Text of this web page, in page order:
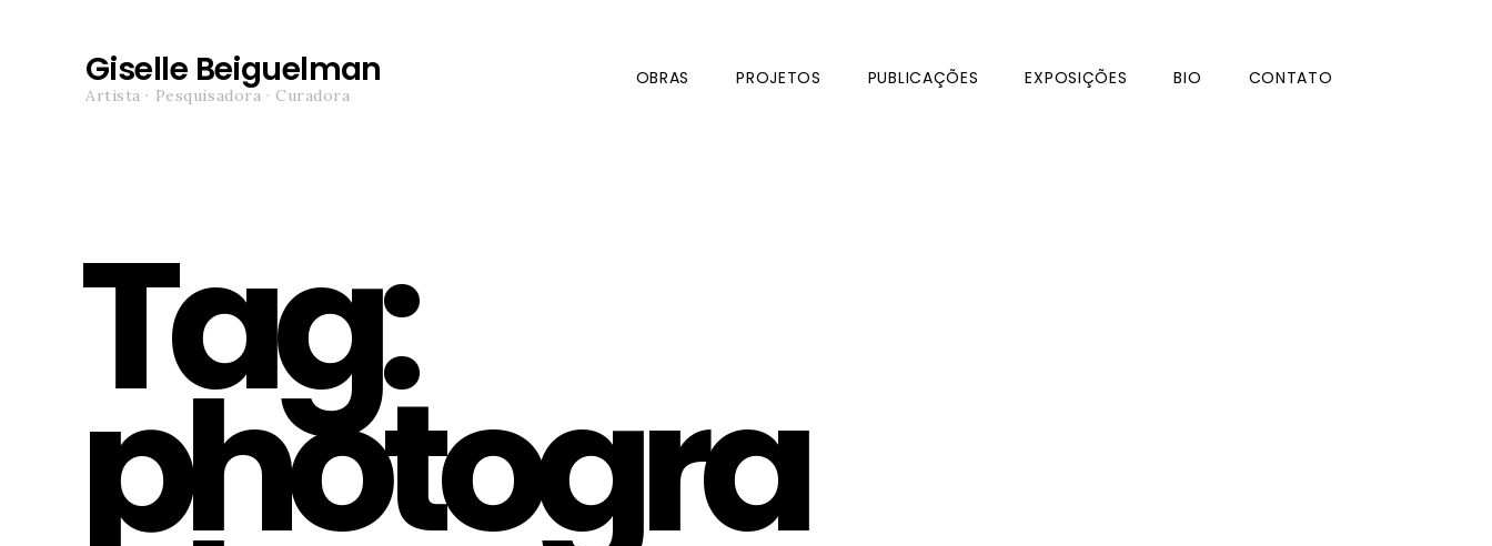
Giselle Beiguelman
Artista · Pesquisadora · Curadora
OBRAS PROJETOS PUBLICAÇÕES EXPOSIÇÕES BIO CONTATO
Tag:
photogra